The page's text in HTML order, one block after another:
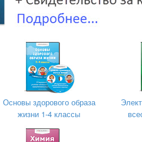
Основы здорового образа
жизни 1-4 классы